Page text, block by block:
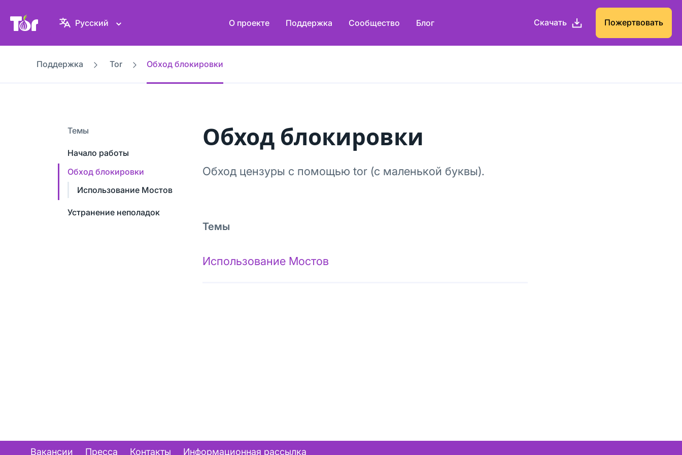
Веб-сайт Проекта Tor
Русский О проекте Поддержка Сообщество Блог Скачать Пожертвовать
Поддержка Tor Обход блокировки
Темы
Начало работы
Обход блокировки
Использование Мостов
Устранение неполадок
Обход блокировки
Обход цензуры с помощью tor (с маленькой буквы).
Темы
Использование Мостов
Вакансии Пресса Контакты Информационная рассылка